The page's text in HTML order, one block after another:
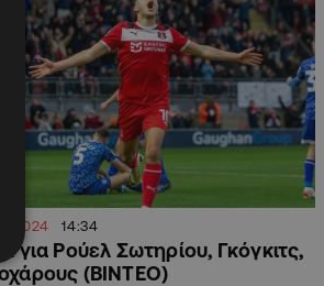
14:34
για Ρούελ Σωτηρίου, Γκόγκιτς,
(ΒΙΝΤΕΟ)